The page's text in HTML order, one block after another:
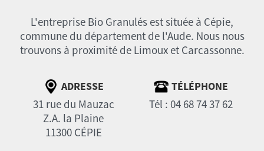
L'entreprise Bio Granulés est située à Cépie,
commune du département de l'Aude. Nous nous
trouvons à proximité de Limoux et Carcassonne.
ADRESSE
31 rue du Mauzac
Z.A. la Plaine
11300 CÉPIE
TÉLÉPHONE
Tél : 04 68 74 37 62